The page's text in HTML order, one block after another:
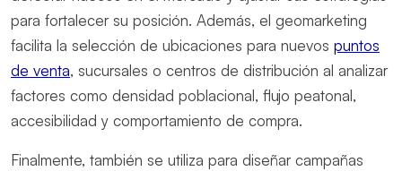
para fortalecer su posición. Además, el geomarketing
facilita la selección de ubicaciones para nuevos puntos
de venta, sucursales o centros de distribución al analizar
factores como densidad poblacional, flujo peatonal,
accesibilidad y comportamiento de compra.
Finalmente, también se utiliza para diseñar campañas